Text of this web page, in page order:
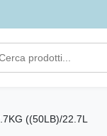
((50LB)/22.7L